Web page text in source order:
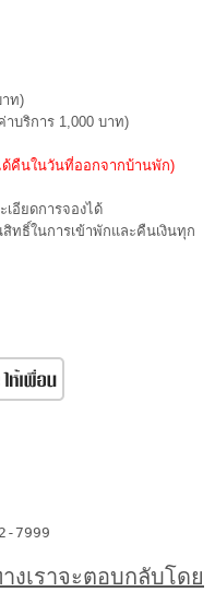
ท)
บริการ 1,000 บาท)
ด้คืนในวันที่ออกจากบ้านพัก)
เอียดการจองได้
ทธิ์ในการเข้าพักและคืนเงินทุก
7999
เราจะตอบกลับโดย